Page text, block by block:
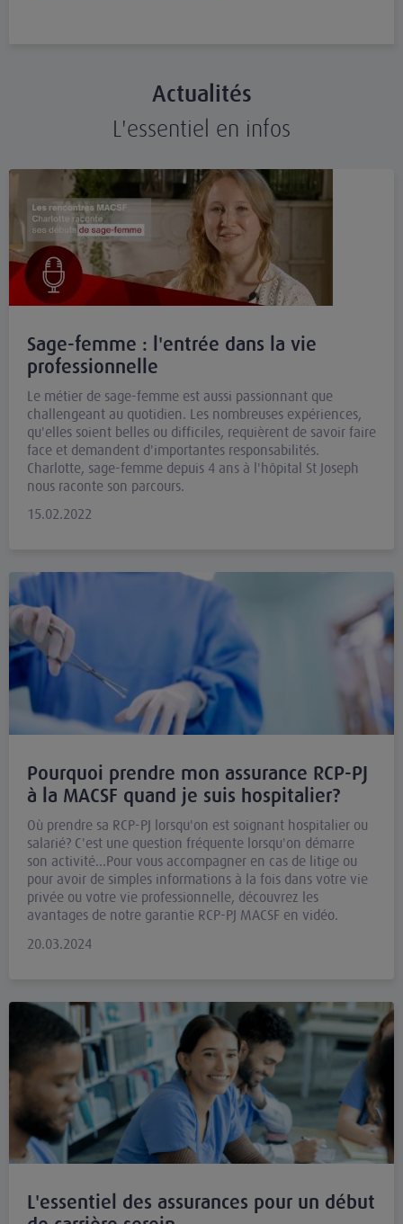
Actualités
L'essentiel en infos
Sage-femme : l'entrée dans la vie
professionnelle
Le métier de sage-femme est aussi passionnant que
challengeant au quotidien. Les nombreuses expériences,
qu'elles soient belles ou difficiles, requièrent de savoir faire
face et demandent d'importantes responsabilités.
Charlotte, sage-femme depuis 4 ans à l'hôpital St Joseph
nous raconte son parcours.
15.02.2022
Pourquoi prendre mon assurance RCP-PJ
à la MACSF quand je suis hospitalier?
Où prendre sa RCP-PJ lorsqu'on est soignant hospitalier ou
salarié? C'est une question fréquente lorsqu'on démarre
son activité...Pour vous accompagner en cas de litige ou
pour avoir de simples informations à la fois dans votre vie
privée ou votre vie professionnelle, découvrez les
avantages de notre garantie RCP-PJ MACSF en vidéo.
20.03.2024
L'essentiel des assurances pour un début